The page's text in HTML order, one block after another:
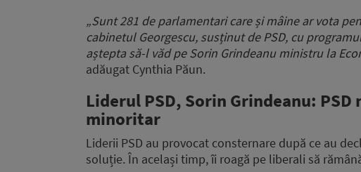
„Sunt 281 de parlamentari care și mâine ar vota
cabinetul Georgescu, susținut de PSD, cu
aștepta să-l văd pe Sorin Grindeanu ministru la
adăugat Cynthia Păun.
Liderul PSD, Sorin Grindeanu:
minoritar
Liderii PSD au provocat consternare după ce au
soluție. În același timp, îi roagă pe liberali să